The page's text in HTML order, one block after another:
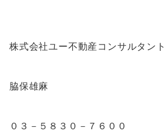
株式会社ユー不動産コンサルタント
脇保雄麻
０３－５８３０－７６００